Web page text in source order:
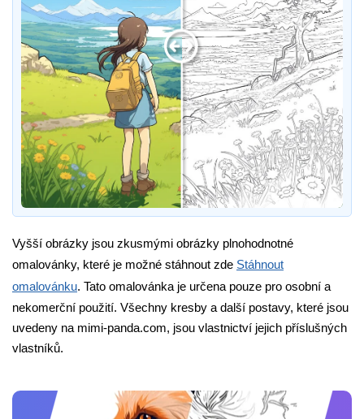
Vyšší obrázky jsou zkusmými obrázky plnohodnotné
omalovánky, které je možné stáhnout zde Stáhnout
omalovánku. Tato omalovánka je určena pouze pro osobní a
nekomerční použití. Všechny kresby a další postavy, které jsou
uvedeny na mimi-panda.com, jsou vlastnictví jejich příslušných
vlastníků.